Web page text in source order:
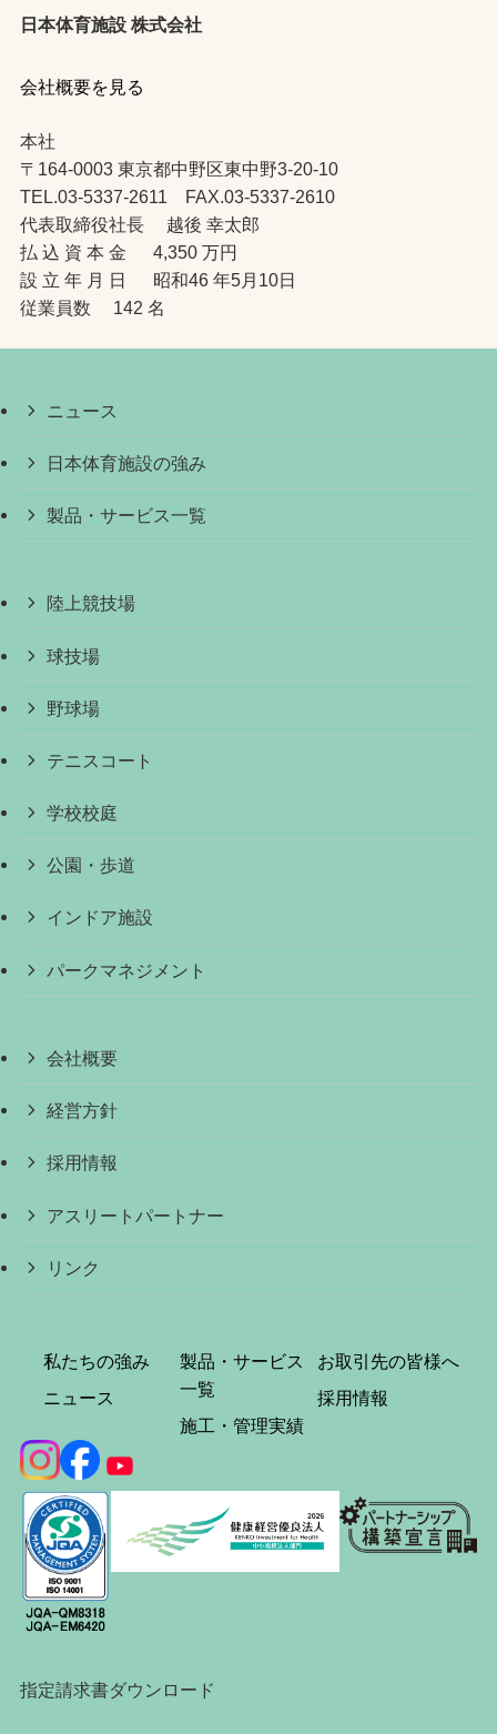
日本体育施設 株式会社
会社概要を見る
本社
〒164-0003 東京都中野区東中野3-20-10
TEL.03-5337-2611 FAX.03-5337-2610
代表取締役社長 越後 幸太郎
払 込 資 本 金 4,350 万円
設 立 年 月 日 昭和46 年5月10日
従業員数 142 名
ニュース
日本体育施設の強み
製品・サービス一覧
陸上競技場
球技場
野球場
テニスコート
学校校庭
公園・歩道
インドア施設
パークマネジメント
会社概要
経営方針
採用情報
アスリートパートナー
リンク
私たちの強み
ニュース
製品・サービス
一覧
施工・管理実績
お取引先の皆様へ
採用情報
指定請求書ダウンロード